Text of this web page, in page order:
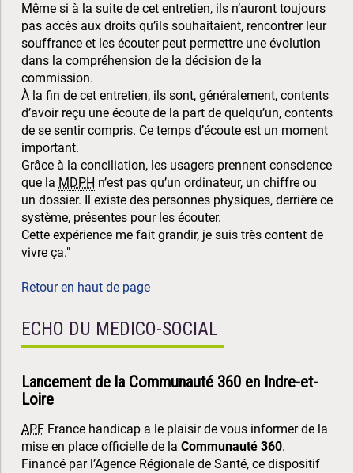
Même si à la suite de cet entretien, ils n’auront toujours
pas accès aux droits qu’ils souhaitaient, rencontrer leur
souffrance et les écouter peut permettre une évolution
dans la compréhension de la décision de la
commission.
À la fin de cet entretien, ils sont, généralement, contents
d’avoir reçu une écoute de la part de quelqu’un, contents
de se sentir compris. Ce temps d’écoute est un moment
important.
Grâce à la conciliation, les usagers prennent conscience
que la MDPH n’est pas qu’un ordinateur, un chiffre ou
un dossier. Il existe des personnes physiques, derrière ce
système, présentes pour les écouter.
Cette expérience me fait grandir, je suis très content de
vivre ça."
Retour en haut de page
ECHO DU MEDICO-SOCIAL
Lancement de la Communauté 360 en Indre-et-
Loire
APF France handicap a le plaisir de vous informer de la
mise en place officielle de la Communauté 360.
Financé par l’Agence Régionale de Santé, ce dispositif